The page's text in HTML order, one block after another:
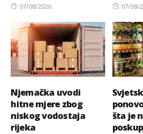
Posted
07/08/2026
Posted
07/08/
Njemačka uvodi
hitne mjere zbog
niskog vodostaja
rijeka
šta je